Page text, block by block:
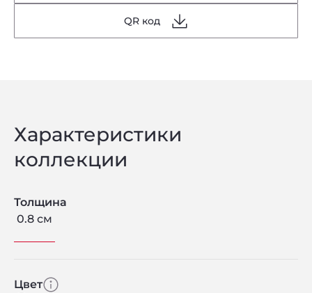
QR код
Характеристики
коллекции
Толщина
0.8 см
Цвет